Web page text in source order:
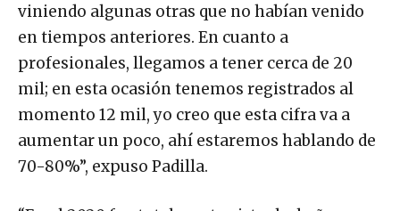
viniendo algunas otras que no habían venido
en tiempos anteriores. En cuanto a
profesionales, llegamos a tener cerca de 20
mil; en esta ocasión tenemos registrados al
momento 12 mil, yo creo que esta cifra va a
aumentar un poco, ahí estaremos hablando de
70-80%”, expuso Padilla.